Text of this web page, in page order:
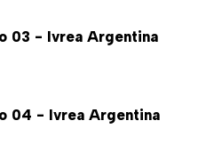
03 - Ivrea Argentina
04 - Ivrea Argentina